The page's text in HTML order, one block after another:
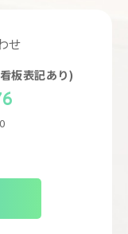
せ
板表記あり)